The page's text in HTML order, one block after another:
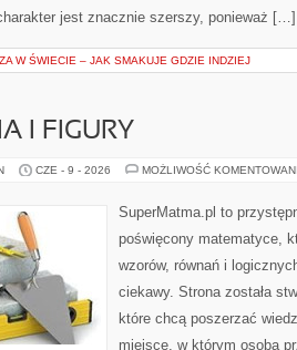
jest znacznie szerszy, ponieważ […]
W ŚWIECIE – JAK SMAKUJE GDZIE INDZIEJ
I FIGURY
CZE - 9 - 2026 MOŻLIWOŚĆ
SuperMatma.pl to
poświęcony matematyce,
wzorów, równań i
ciekawy. Strona została
które chcą poszerzać
miejsce, w którym osoba